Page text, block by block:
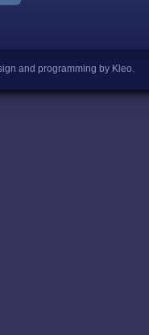
and programming by Kleo.